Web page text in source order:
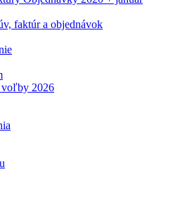
faktúr a objednávok
voľby 2026